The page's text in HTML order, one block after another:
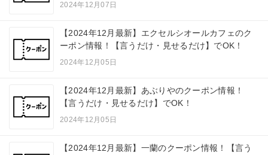
2024年12月07日
【2024年12月最新】エクセルシオールカフェのク
ーポン情報！【言うだけ・見せるだけ】でOK！
2024年12月05日
【2024年12月最新】あぶりやのクーポン情報！
【言うだけ・見せるだけ】でOK！
2024年12月05日
【2024年12月最新】一蘭のクーポン情報！【言う